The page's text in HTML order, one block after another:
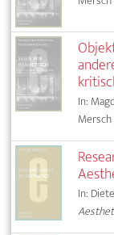
In:
Mersch
In: